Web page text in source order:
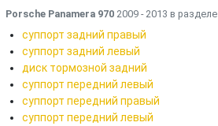
Porsche Panamera 970 2009 - 2013 в разделе
суппорт задний правый
суппорт задний левый
диск тормозной задний
суппорт передний левый
суппорт передний правый
суппорт передний левый